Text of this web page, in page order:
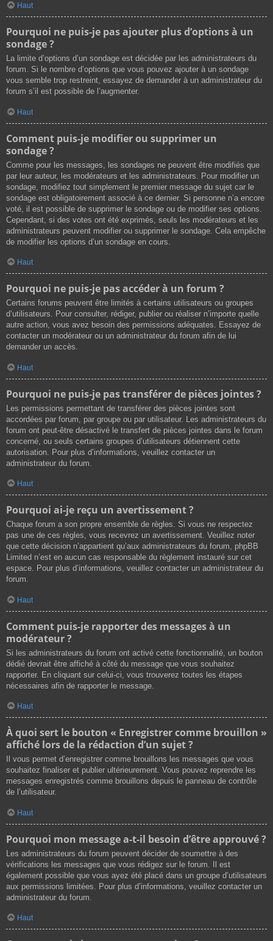
Haut
Pourquoi ne puis-je pas ajouter plus d’options à un
sondage ?
La limite d’options d’un sondage est décidée par les administrateurs du
forum. Si le nombre d’options que vous pouvez ajouter à un sondage
vous semble trop restreint, essayez de demander à un administrateur du
forum s’il est possible de l’augmenter.
Haut
Comment puis-je modifier ou supprimer un
sondage ?
Comme pour les messages, les sondages ne peuvent être modifiés que
par leur auteur, les modérateurs et les administrateurs. Pour modifier un
sondage, modifiez tout simplement le premier message du sujet car le
sondage est obligatoirement associé à ce dernier. Si personne n’a encore
voté, il est possible de supprimer le sondage ou de modifier ses options.
Cependant, si des votes ont été exprimés, seuls les modérateurs et les
administrateurs peuvent modifier ou supprimer le sondage. Cela empêche
de modifier les options d’un sondage en cours.
Haut
Pourquoi ne puis-je pas accéder à un forum ?
Certains forums peuvent être limités à certains utilisateurs ou groupes
d’utilisateurs. Pour consulter, rédiger, publier ou réaliser n’importe quelle
autre action, vous avez besoin des permissions adéquates. Essayez de
contacter un modérateur ou un administrateur du forum afin de lui
demander un accès.
Haut
Pourquoi ne puis-je pas transférer de pièces jointes ?
Les permissions permettant de transférer des pièces jointes sont
accordées par forum, par groupe ou par utilisateur. Les administrateurs du
forum ont peut-être désactivé le transfert de pièces jointes dans le forum
concerné, ou seuls certains groupes d’utilisateurs détiennent cette
autorisation. Pour plus d’informations, veuillez contacter un
administrateur du forum.
Haut
Pourquoi ai-je reçu un avertissement ?
Chaque forum a son propre ensemble de règles. Si vous ne respectez
pas une de ces règles, vous recevrez un avertissement. Veuillez noter
que cette décision n’appartient qu’aux administrateurs du forum, phpBB
Limited n’est en aucun cas responsable du règlement instauré sur cet
espace. Pour plus d’informations, veuillez contacter un administrateur du
forum.
Haut
Comment puis-je rapporter des messages à un
modérateur ?
Si les administrateurs du forum ont activé cette fonctionnalité, un bouton
dédié devrait être affiché à côté du message que vous souhaitez
rapporter. En cliquant sur celui-ci, vous trouverez toutes les étapes
nécessaires afin de rapporter le message.
Haut
À quoi sert le bouton « Enregistrer comme brouillon »
affiché lors de la rédaction d’un sujet ?
Il vous permet d’enregistrer comme brouillons les messages que vous
souhaitez finaliser et publier ultérieurement. Vous pouvez reprendre les
messages enregistrés comme brouillons depuis le panneau de contrôle
de l’utilisateur.
Haut
Pourquoi mon message a-t-il besoin d’être approuvé ?
Les administrateurs du forum peuvent décider de soumettre à des
vérifications les messages que vous rédigez sur le forum. Il est
également possible que vous ayez été placé dans un groupe d’utilisateurs
aux permissions limitées. Pour plus d’informations, veuillez contacter un
administrateur du forum.
Haut